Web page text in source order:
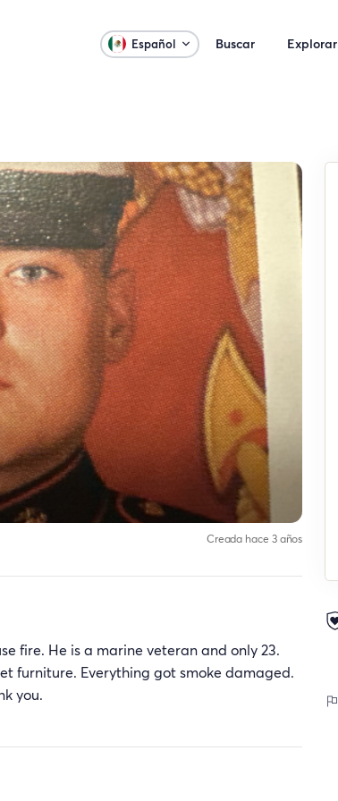
Español Buscar Explorar
Creada hace 3 años
fire. He is a marine veteran and only 23.
furniture. Everything got smoke damaged.
you.